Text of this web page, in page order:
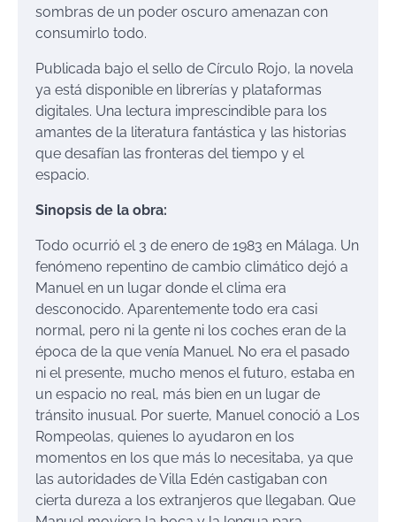
sombras de un poder oscuro amenazan con
consumirlo todo.
Publicada bajo el sello de Círculo Rojo, la novela
ya está disponible en librerías y plataformas
digitales. Una lectura imprescindible para los
amantes de la literatura fantástica y las historias
que desafían las fronteras del tiempo y el
espacio.
Sinopsis de la obra:
Todo ocurrió el 3 de enero de 1983 en Málaga. Un
fenómeno repentino de cambio climático dejó a
Manuel en un lugar donde el clima era
desconocido. Aparentemente todo era casi
normal, pero ni la gente ni los coches eran de la
época de la que venía Manuel. No era el pasado
ni el presente, mucho menos el futuro, estaba en
un espacio no real, más bien en un lugar de
tránsito inusual. Por suerte, Manuel conoció a Los
Rompeolas, quienes lo ayudaron en los
momentos en los que más lo necesitaba, ya que
las autoridades de Villa Edén castigaban con
cierta dureza a los extranjeros que llegaban. Que